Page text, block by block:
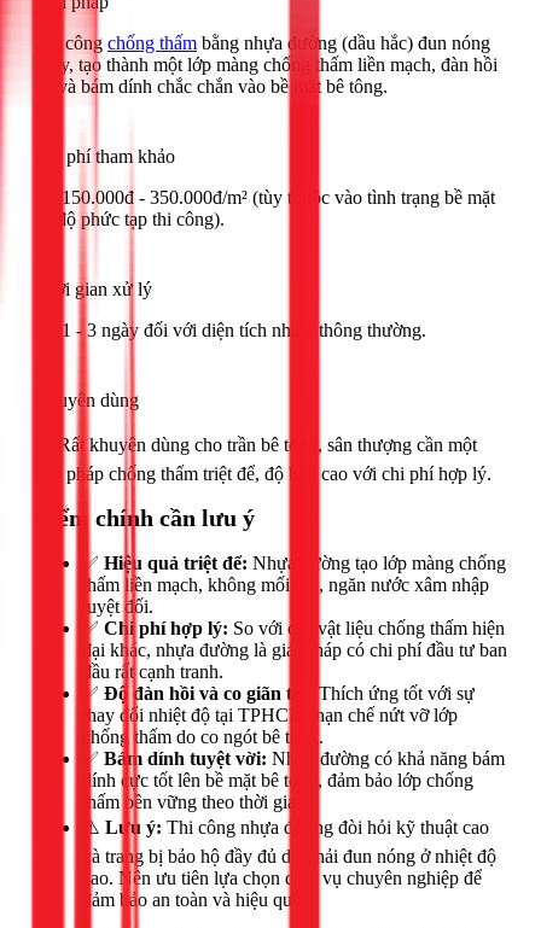
Thi công chống thấm bằng nhựa đường (dầu hắc) đun nóng
chảy, tạo thành một lớp màng chống thấm liền mạch, đàn hồi
tốt và bám dính chắc chắn vào bề mặt bê tông.
Chi phí tham khảo
Từ 150.000đ - 350.000đ/m² (tùy thuộc vào tình trạng bề mặt
và độ phức tạp thi công).
Thời gian xử lý
Từ 1 - 3 ngày đối với diện tích nhà ở thông thường.
Khuyên dùng
🟢 Rất khuyên dùng cho trần bê tông, sân thượng cần một
giải pháp chống thấm triệt để, độ bền cao với chi phí hợp lý.
Điểm chính cần lưu ý
✅ Hiệu quả triệt để: Nhựa đường tạo lớp màng chống
thấm liền mạch, không mối nối, ngăn nước xâm nhập
tuyệt đối.
✅ Chi phí hợp lý: So với các vật liệu chống thấm hiện
đại khác, nhựa đường là giải pháp có chi phí đầu tư ban
đầu rất cạnh tranh.
✅ Độ đàn hồi và co giãn tốt:
Thích ứng tốt với sự
thay đổi nhiệt độ tại TPHCM, hạn chế nứt vỡ lớp
chống thấm do co ngót bê tông.
✅ Bám dính tuyệt vời: Nhựa đường có khả năng bám
dính cực tốt lên bề mặt bê tông, đảm bảo lớp chống
thấm bền vững theo thời gian.
⚠️ Lưu ý: Thi công nhựa đường đòi hỏi kỹ thuật cao
và trang bị bảo hộ đầy đủ do phải đun nóng ở nhiệt độ
cao. Nên ưu tiên lựa chọn dịch vụ chuyên nghiệp để
đảm bảo an toàn và hiệu quả.